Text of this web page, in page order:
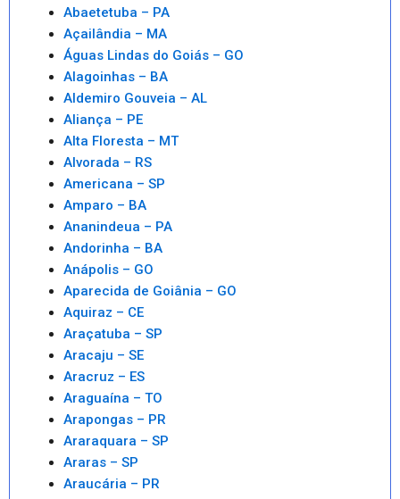
Abaetetuba – PA
Açailândia – MA
Águas Lindas do Goiás – GO
Alagoinhas – BA
Aldemiro Gouveia – AL
Aliança – PE
Alta Floresta – MT
Alvorada – RS
Americana – SP
Amparo – BA
Ananindeua – PA
Andorinha – BA
Anápolis – GO
Aparecida de Goiânia – GO
Aquiraz – CE
Araçatuba – SP
Aracaju – SE
Aracruz – ES
Araguaína – TO
Arapongas – PR
Araraquara – SP
Araras – SP
Araucária – PR